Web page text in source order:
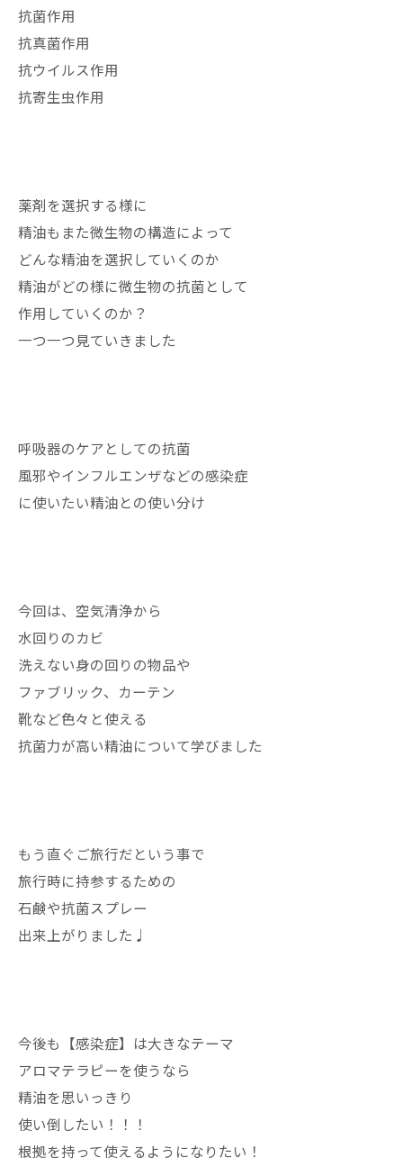
抗菌作用
抗真菌作用
抗ウイルス作用
抗寄生虫作用
薬剤を選択する様に
精油もまた微生物の構造によって
どんな精油を選択していくのか
精油がどの様に微生物の抗菌として
作用していくのか？
一つ一つ見ていきました
呼吸器のケアとしての抗菌
風邪やインフルエンザなどの感染症
に使いたい精油との使い分け
今回は、空気清浄から
水回りのカビ
洗えない身の回りの物品や
ファブリック、カーテン
靴など色々と使える
抗菌力が高い精油について学びました
もう直ぐご旅行だという事で
旅行時に持参するための
石鹸や抗菌スプレー
出来上がりました♩
今後も【感染症】は大きなテーマ
アロマテラピーを使うなら
精油を思いっきり
使い倒したい！！！
根拠を持って使えるようになりたい！